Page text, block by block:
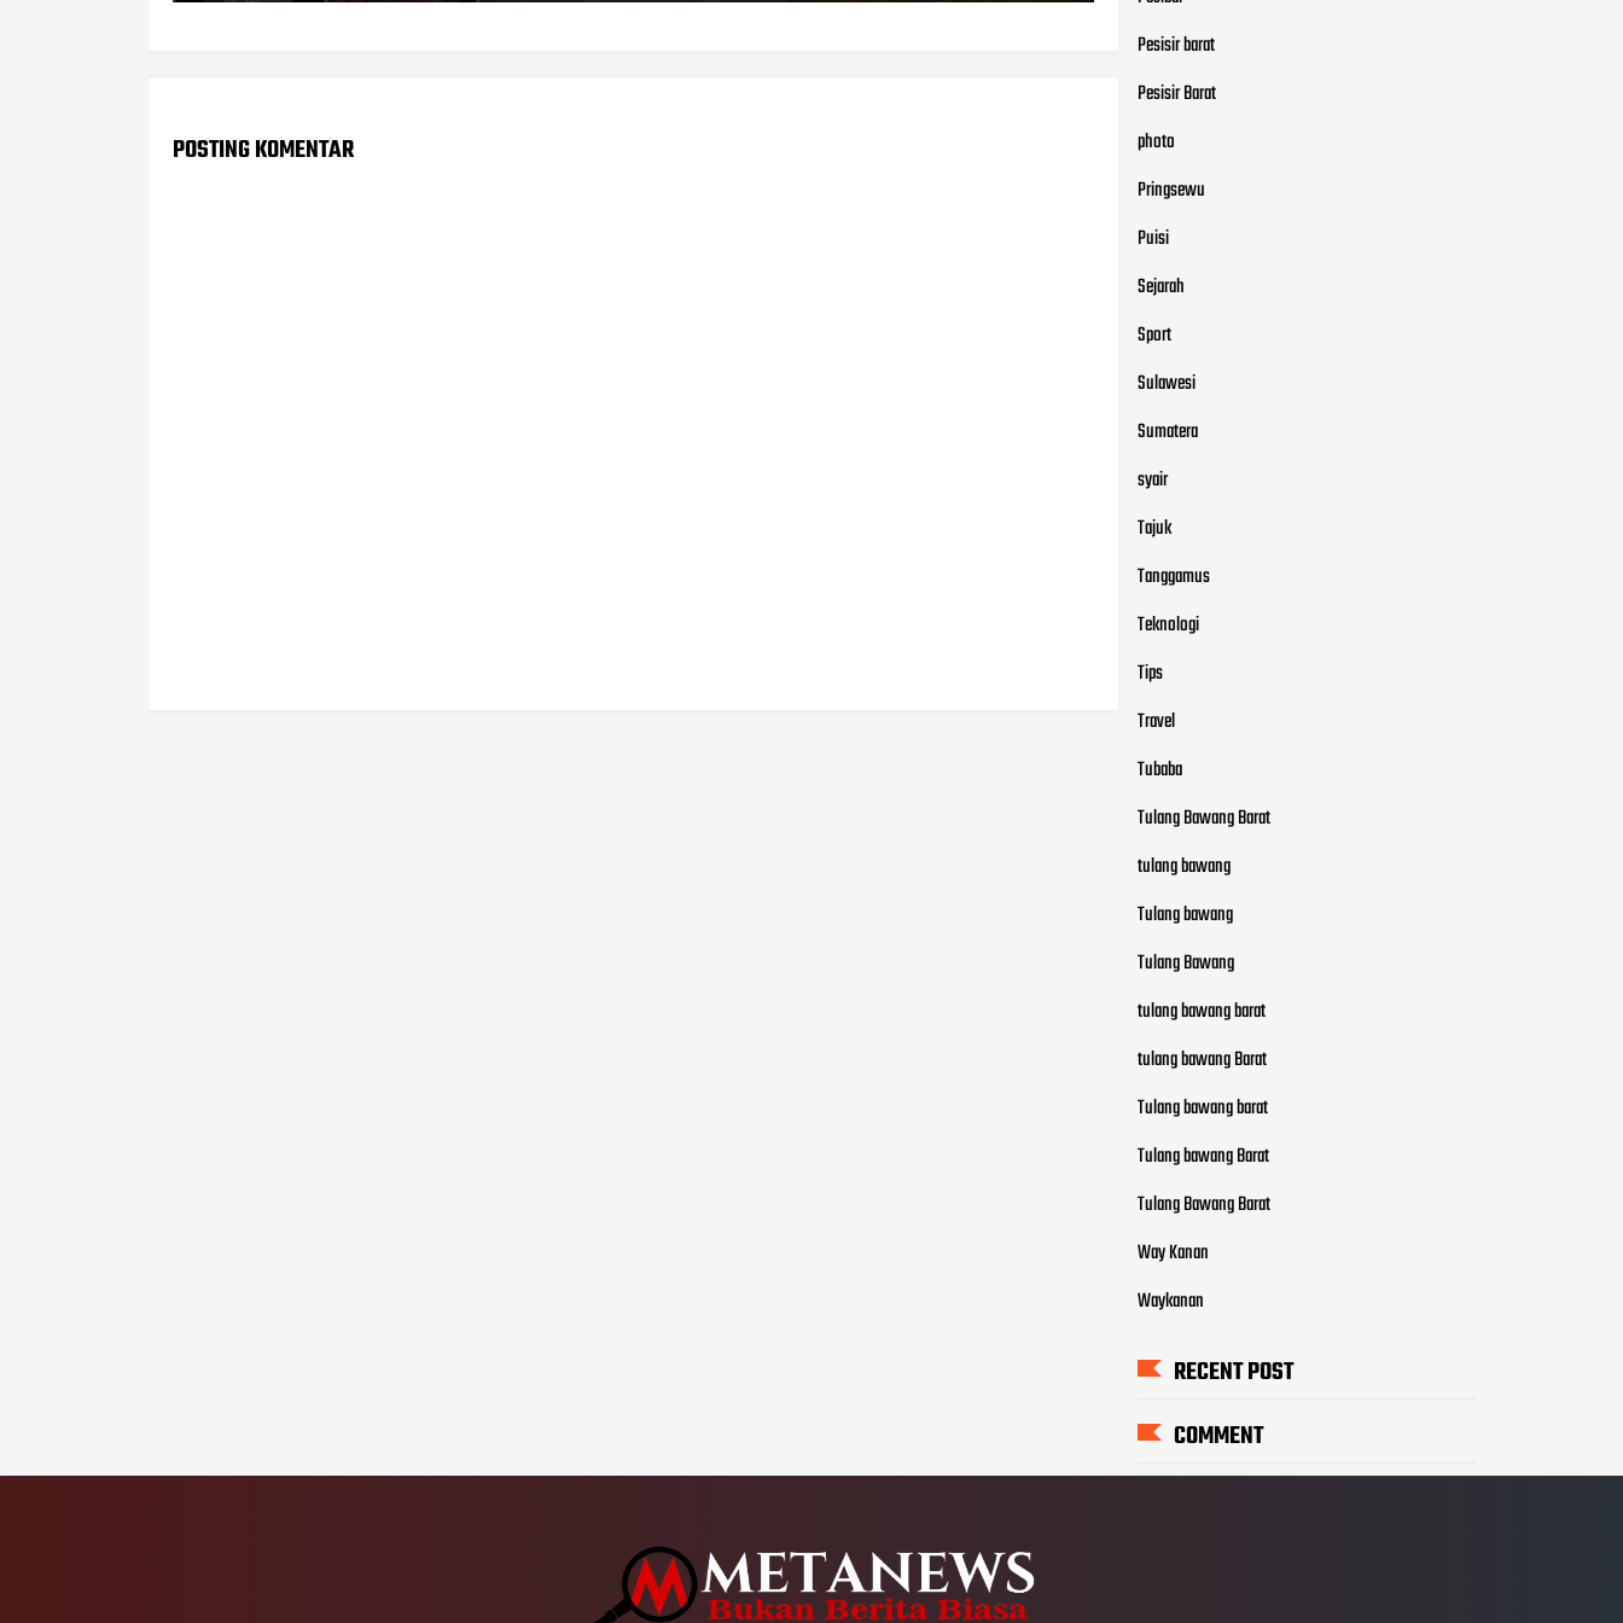
POSTING KOMENTAR
Pesisir barat
Pesisir Barat
photo
Pringsewu
Puisi
Sejarah
Sport
Sulawesi
Sumatera
syair
Tajuk
Tanggamus
Teknologi
Tips
Travel
Tubaba
Tulang Bawang Barat
tulang bawang
Tulang bawang
Tulang Bawang
tulang bawang barat
tulang bawang Barat
Tulang bawang barat
Tulang bawang Barat
Tulang Bawang Barat
Way Kanan
Waykanan
RECENT POST
COMMENT